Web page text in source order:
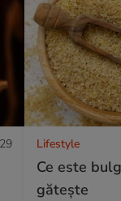
Lifestyle
Ce este
gătește